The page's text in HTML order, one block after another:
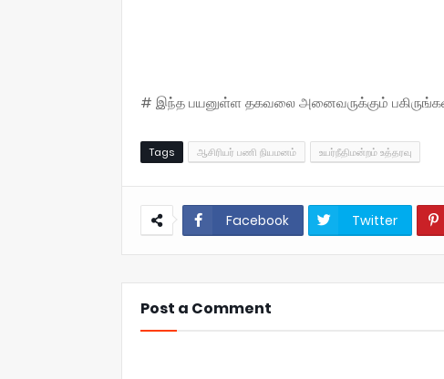
# இந்த பயனுள்ள தகவலை அனைவருக்கும் பகிருங்கள்
Tags ஆசிரியர் பணி நியமனம் உயர்நீதிமன்றம் உத்தரவு
Facebook Twitter
Post a Comment